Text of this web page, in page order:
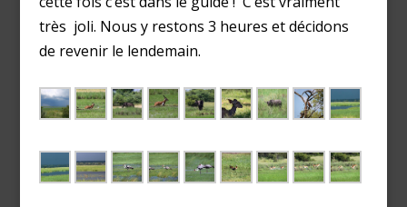
très joli. Nous y restons 3 heures et décidons
de revenir le lendemain.